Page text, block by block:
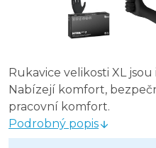
Rukavice velikosti XL
Nabízejí komfort,
pracovní komfort.
Podrobný popis